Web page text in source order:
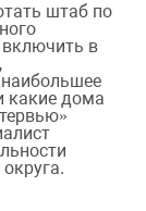
штаб по
в
какие дома